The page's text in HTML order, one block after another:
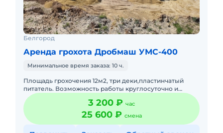
Белгород
Аренда грохота Дробмаш УМС-400
Минимальное время заказа: 10 ч.
Площадь грохочения 12м2, три деки,пластинчатый
питатель. Возможность работы круглосуточно и
комплексом, погрузка и вывоз материалов. Цена с
НДС. Топливо оплачив3 200 ₽ час
25 600 ₽ смена